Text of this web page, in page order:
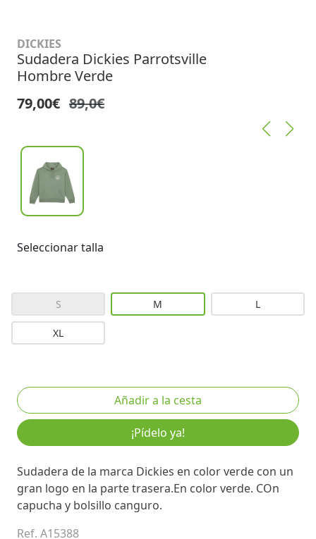
DICKIES
Sudadera Dickies Parrotsville
Hombre Verde
79,00€ 89,0€
Seleccionar talla
S M L
XL
¡Pídelo ya!
Sudadera de la marca Dickies en color verde con un
gran logo en la parte trasera.En color verde. COn
capucha y bolsillo canguro.
Ref. A15388